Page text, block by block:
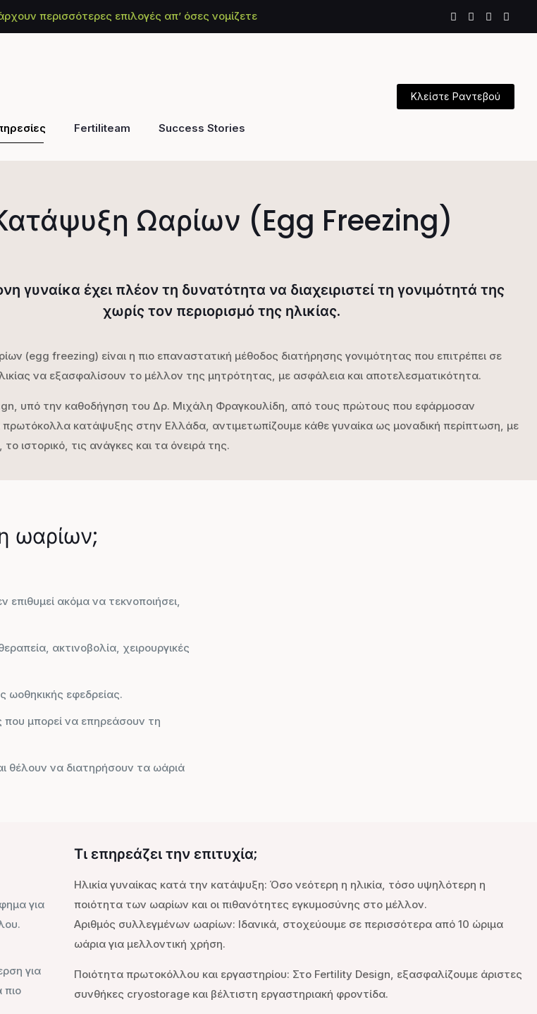
περισσότερες επιλογές απ’ όσες νομίζετε
Fertiliteam Success Stories
Κλείστε Ραντεβού
Ωαρίων (Egg Freezing)
γυναίκα έχει πλέον τη δυνατότητα να διαχειριστεί τη γονιμότητά της
χωρίς τον περιορισμό της ηλικίας.
(egg freezing) είναι η πιο επαναστατική μέθοδος διατήρησης γονιμότητας που επιτρέπει σε
να εξασφαλίσουν το μέλλον της μητρότητας, με ασφάλεια και αποτελεσματικότητα.
υπό την καθοδήγηση του Δρ. Μιχάλη Φραγκουλίδη, από τους πρώτους που εφάρμοσαν
πρωτόκολλα κατάψυξης στην Ελλάδα, αντιμετωπίζουμε κάθε γυναίκα ως μοναδική περίπτωση, με
το ιστορικό, τις ανάγκες και τα όνειρά της.
ωαρίων;
ακόμα να τεκνοποιήσει,
ακτινοβολία, χειρουργικές
ωοθηκικής εφεδρείας.
που μπορεί να επηρεάσουν τη
θέλουν να διατηρήσουν τα ωάριά
για
για
πιο
Τι επηρεάζει την επιτυχία;
Ηλικία γυναίκας κατά την κατάψυξη: Όσο νεότερη η ηλικία, τόσο υψηλότερη η
ποιότητα των ωαρίων και οι πιθανότητες εγκυμοσύνης στο μέλλον.
Αριθμός συλλεγμένων ωαρίων: Ιδανικά, στοχεύουμε σε περισσότερα από 10 ώριμα
ωάρια για μελλοντική χρήση.
Ποιότητα πρωτοκόλλου και εργαστηρίου: Στο Fertility Design, εξασφαλίζουμε άριστες
συνθήκες cryostorage και βέλτιστη εργαστηριακή φροντίδα.